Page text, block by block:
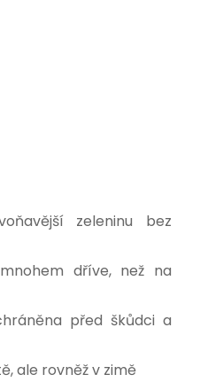
zeleninu bez
dříve, než na
před škůdci a
ale rovněž v zimě